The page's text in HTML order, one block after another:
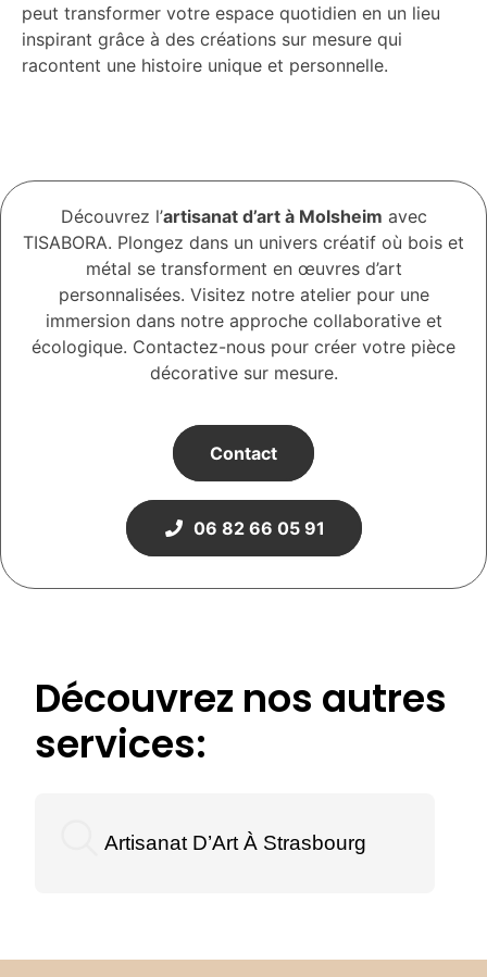
peut transformer votre espace quotidien en un lieu
inspirant grâce à des créations sur mesure qui
racontent une histoire unique et personnelle.
Découvrez l’artisanat d’art à Molsheim avec
TISABORA. Plongez dans un univers créatif où bois et
métal se transforment en œuvres d’art
personnalisées. Visitez notre atelier pour une
immersion dans notre approche collaborative et
écologique. Contactez-nous pour créer votre pièce
décorative sur mesure.
Contact
06 82 66 05 91
Découvrez nos autres
services:
Artisanat D’Art À Strasbourg